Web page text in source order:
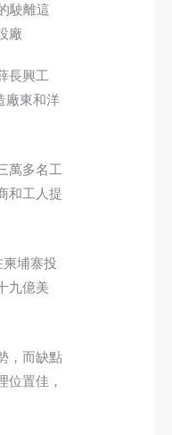
駛離這
廠
長興工
廠東和洋
萬多名工
和工人提
埔寨投
九億美
，而缺點
位置佳，